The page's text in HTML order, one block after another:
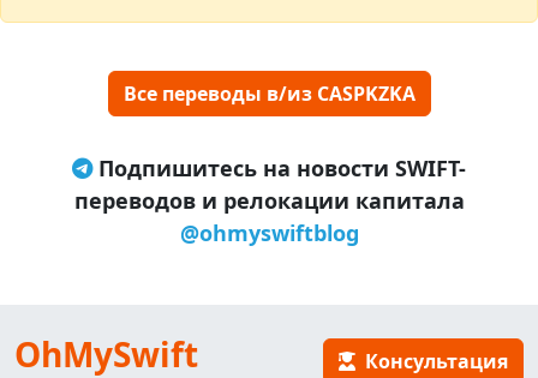
Все переводы в/из CASPKZKA
Подпишитесь на новости SWIFT-
переводов и релокации капитала
@ohmyswiftblog
OhMySwift Консультация